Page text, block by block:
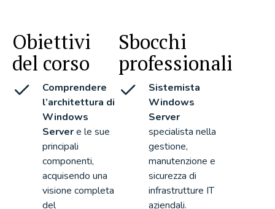
Obiettivi
del corso
Comprendere
l’architettura di
Windows
Servere le sue
principali
componenti,
acquisendo una
visione completa
del
Sbocchi
professionali
Sistemista
Windows
Server
specialista nella
gestione,
manutenzione e
sicurezza di
infrastrutture IT
aziendali.